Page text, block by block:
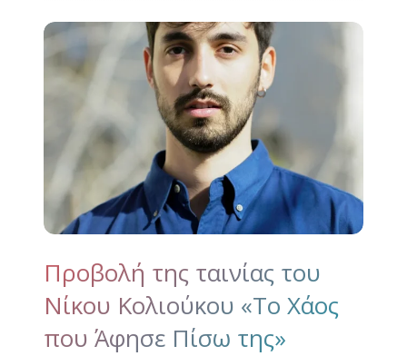
Προβολή της ταινίας του
Νίκου Κολιούκου «Το Χάος
που Άφησε Πίσω της»